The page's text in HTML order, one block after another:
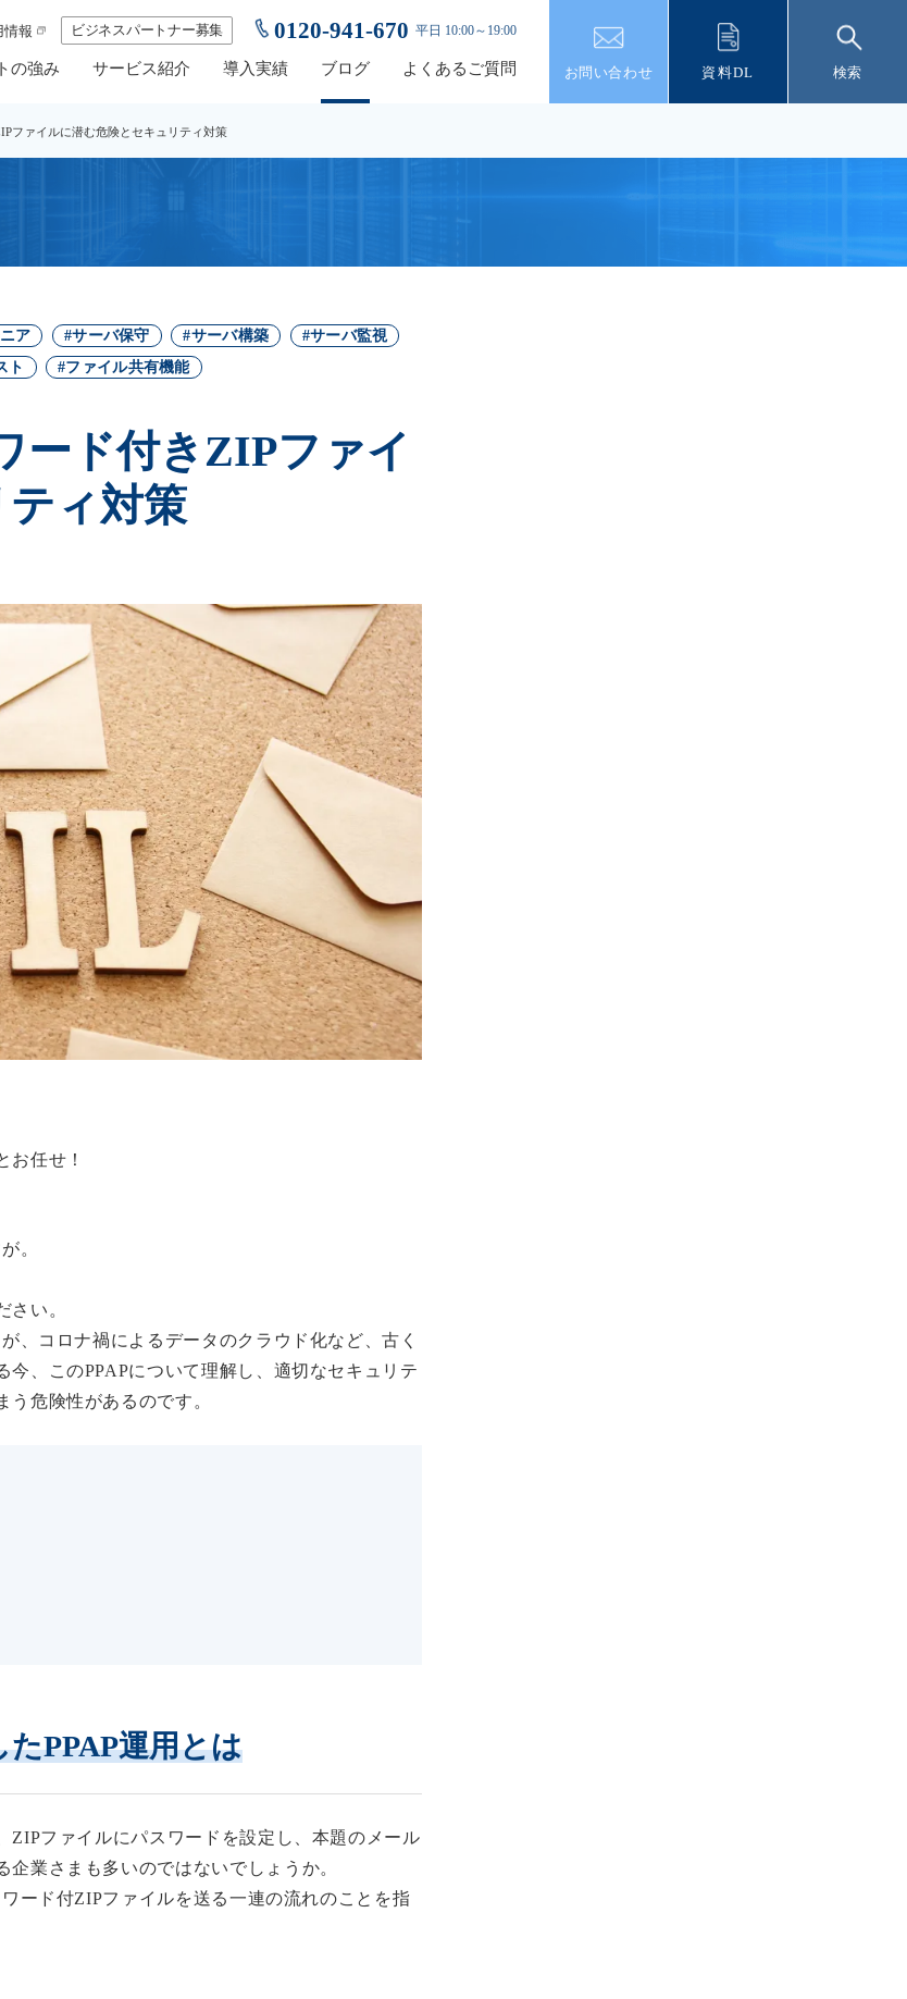
の強み サービス紹介 導入実績 ブログ よくあるご質問
情報 ビジネスパートナー募集 0120-941-670 平日 10:00～19:00
お問い合わせ 資料DL 検索
ファイルに潜む危険とセキュリティ対策
ア サーバ保守 サーバ構築
サーバ監視
ト ファイル共有機能
ード付きZIPファイ
ィ対策
お任せ！
。
さい。
、コロナ禍によるデータのクラウド化など、古く
、このPPAPについて理解し、 適切なセキュリテ
危険性があるのです。
PPAP運用とは
ZIPファイルにパスワードを設定し、本題のメール
業さまも多いのではないでしょうか。
ード付ZIPファイルを送る一連の流れのことを指